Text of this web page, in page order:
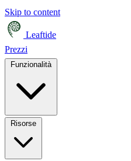
Skip to content
Leaftide
Prezzi
Funzionalità